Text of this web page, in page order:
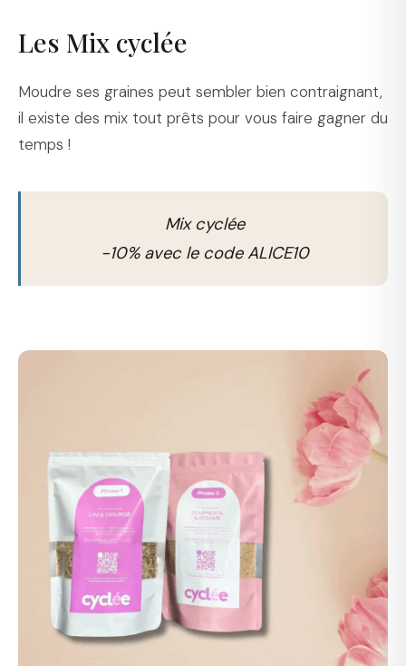
Les Mix cyclée
Moudre ses graines peut sembler bien contraignant,
il existe des mix tout prêts pour vous faire gagner du
temps !
Mix cyclée
-10% avec le code ALICE10